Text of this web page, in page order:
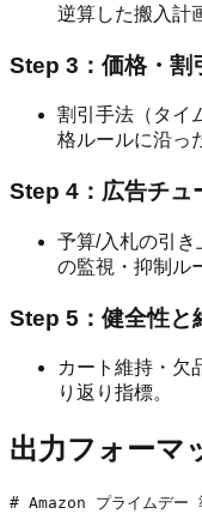
逆算した搬入計
Step 3：価格・割
割引手法（タイ
格ルールに沿っ
Step 4：広告チュ
予算/入札の引
の監視・抑制ル
Step 5：健全性と
カート維持・欠
り返り指標。
出力フォーマ
# Amazon プライムデー